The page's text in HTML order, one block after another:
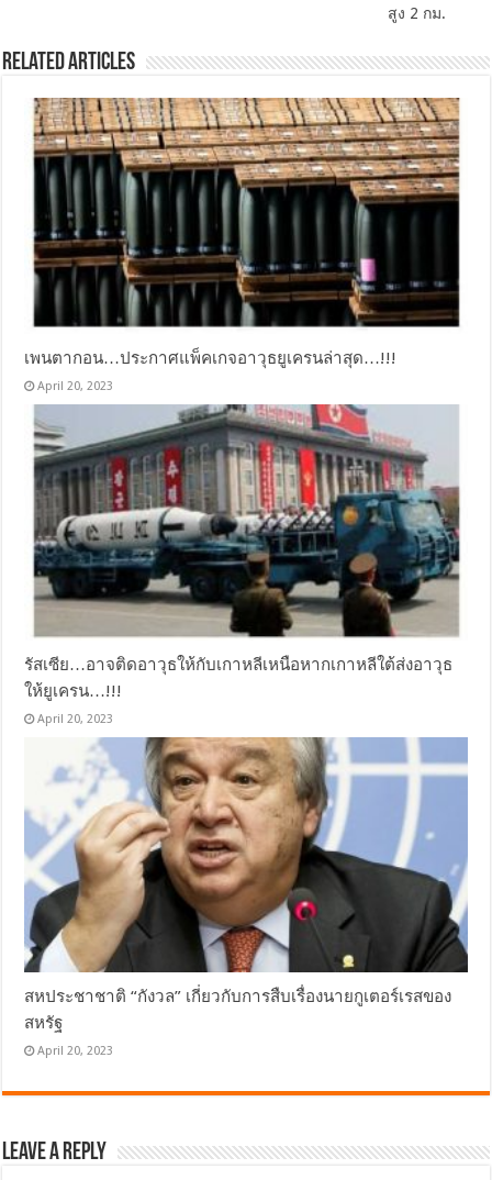
สูง 2 กม.
Related Articles
เพนตากอน…ประกาศแพ็คเกจอาวุธยูเครนล่าสุด…!!!
April 20, 2023
รัสเซีย…อาจติดอาวุธให้กับเกาหลีเหนือหากเกาหลีใต้ส่งอาวุธ
ให้ยูเครน…!!!
April 20, 2023
สหประชาชาติ “กังวล” เกี่ยวกับการสืบเรื่องนายกูเตอร์เรสของ
สหรัฐ
April 20, 2023
Leave a Reply